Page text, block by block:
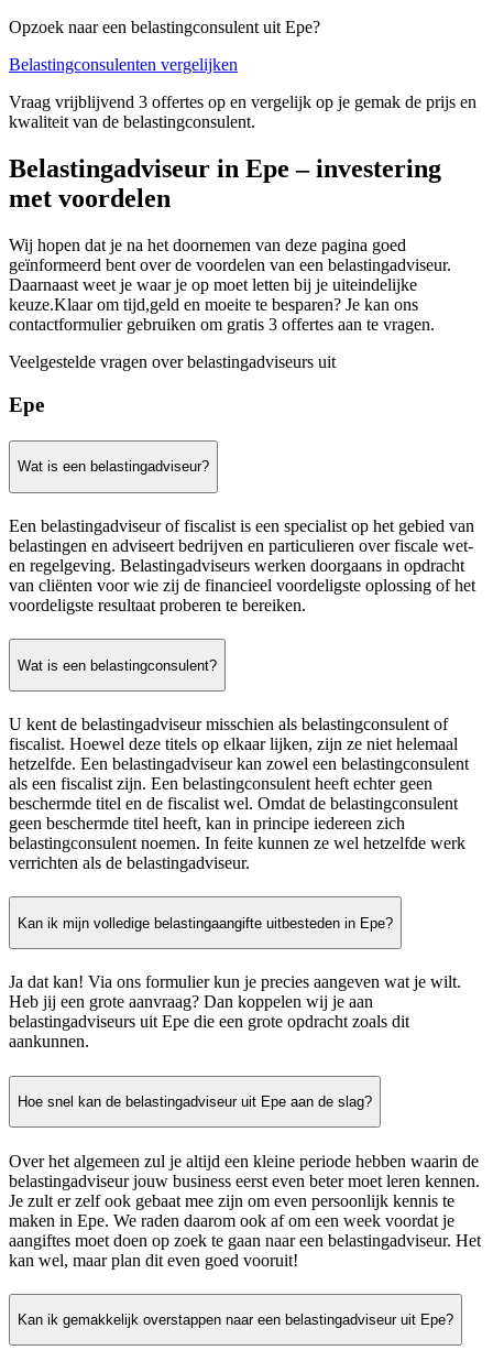
Opzoek naar een belastingconsulent uit Epe?
Belastingconsulenten vergelijken
Vraag vrijblijvend 3 offertes op en vergelijk op je gemak de prijs en
kwaliteit van de belastingconsulent.
Belastingadviseur in Epe – investering
met voordelen
Wij hopen dat je na het doornemen van deze pagina goed
geïnformeerd bent over de voordelen van een belastingadviseur.
Daarnaast weet je waar je op moet letten bij je uiteindelijke
keuze.Klaar om tijd,geld en moeite te besparen? Je kan ons
contactformulier gebruiken om gratis 3 offertes aan te vragen.
Veelgestelde vragen over belastingadviseurs uit
Epe
Wat is een belastingadviseur?
Een belastingadviseur of fiscalist is een specialist op het gebied van
belastingen en adviseert bedrijven en particulieren over fiscale wet-
en regelgeving. Belastingadviseurs werken doorgaans in opdracht
van cliënten voor wie zij de financieel voordeligste oplossing of het
voordeligste resultaat proberen te bereiken.
Wat is een belastingconsulent?
U kent de belastingadviseur misschien als belastingconsulent of
fiscalist. Hoewel deze titels op elkaar lijken, zijn ze niet helemaal
hetzelfde. Een belastingadviseur kan zowel een belastingconsulent
als een fiscalist zijn. Een belastingconsulent heeft echter geen
beschermde titel en de fiscalist wel. Omdat de belastingconsulent
geen beschermde titel heeft, kan in principe iedereen zich
belastingconsulent noemen. In feite kunnen ze wel hetzelfde werk
verrichten als de belastingadviseur.
Kan ik mijn volledige belastingaangifte uitbesteden in Epe?
Ja dat kan! Via ons formulier kun je precies aangeven wat je wilt.
Heb jij een grote aanvraag? Dan koppelen wij je aan
belastingadviseurs uit Epe die een grote opdracht zoals dit
aankunnen.
Hoe snel kan de belastingadviseur uit Epe aan de slag?
Over het algemeen zul je altijd een kleine periode hebben waarin de
belastingadviseur jouw business eerst even beter moet leren kennen.
Je zult er zelf ook gebaat mee zijn om even persoonlijk kennis te
maken in Epe. We raden daarom ook af om een week voordat je
aangiftes moet doen op zoek te gaan naar een belastingadviseur. Het
kan wel, maar plan dit even goed vooruit!
Kan ik gemakkelijk overstappen naar een belastingadviseur uit Epe?